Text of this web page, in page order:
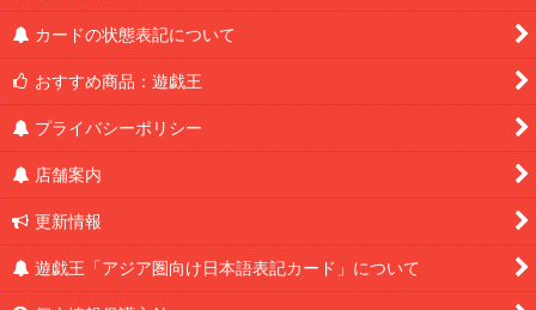
カードの状態表記について
おすすめ商品：遊戯王
プライバシーポリシー
店舗案内
更新情報
遊戯王「アジア圏向け日本語表記カード」について